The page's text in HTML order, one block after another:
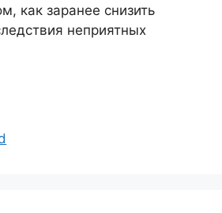
как заранее снизить
неприятных